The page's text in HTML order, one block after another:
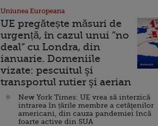
Uniunea Europeana
UE pregătește măsuri de
urgență, în cazul unui ”no
deal” cu Londra, din
ianuarie. Domeniile
vizate: pescuitul şi
transportul rutier şi aerian
New York Times: UE vrea să interzică
intrarea în țările membre a cetăţenilor
americani, din cauza pandemiei încă
foarte active din SUA